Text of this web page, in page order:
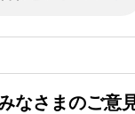
なさまのご意